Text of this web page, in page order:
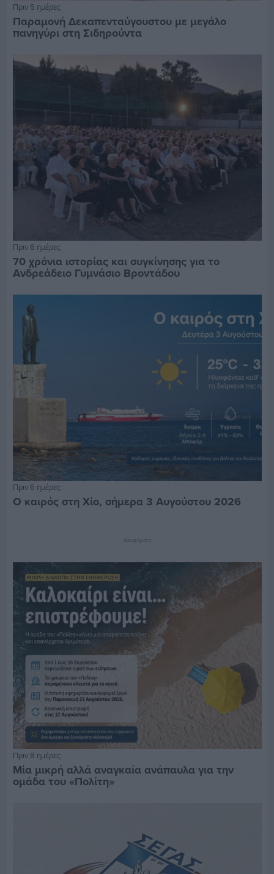
Πριν 5 ημέρες
Παραμονή Δεκαπενταύγουστου με μεγάλο
πανηγύρι στη Σιδηρούντα
Πριν 6 ημέρες
70 χρόνια ιστορίας και συγκίνησης για το
Ανδρεάδειο Γυμνάσιο Βροντάδου
Πριν 6 ημέρες
Ο καιρός στη Χίο, σήμερα 3 Αυγούστου 2026
Διαφήμιση
Πριν 8 ημέρες
Μία μικρή αλλά αναγκαία ανάπαυλα για την
ομάδα του «Πολίτη»